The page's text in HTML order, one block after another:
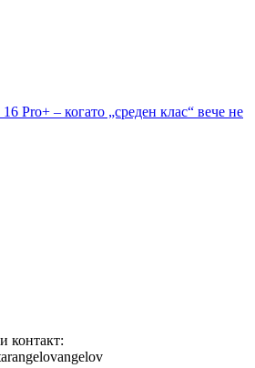
Pro+ – когато „среден клас“ вече не
контакт: